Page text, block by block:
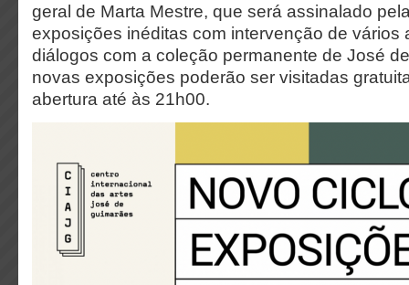
geral de Marta Mestre, que será assinalado
exposições inéditas com intervenção de vários
diálogos com a coleção permanente de José
novas exposições poderão ser visitadas
abertura até às 21h00.